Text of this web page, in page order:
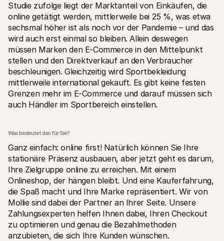
Studie zufolge liegt der Marktanteil von Einkäufen, die
online getätigt werden, mittlerweile bei 25 %, was etwa
sechsmal höher ist als noch vor der Pandemie – und das
wird auch erst einmal so bleiben. Allein deswegen
müssen Marken den E-Commerce in den Mittelpunkt
stellen und den Direktverkauf an den Verbraucher
beschleunigen. Gleichzeitig wird Sportbekleidung
mittlerweile international gekauft. Es gibt keine festen
Grenzen mehr im E-Commerce und darauf müssen sich
auch Händler im Sportbereich einstellen.
Was bedeutet das für Sie?
Ganz einfach: online first! Natürlich können Sie Ihre
stationäre Präsenz ausbauen, aber jetzt geht es darum,
Ihre Zielgruppe online zu erreichen. Mit einem
Onlineshop, der hängen bleibt. Und eine Kauferfahrung,
die Spaß macht und Ihre Marke repräsentiert. Wir von
Mollie sind dabei der Partner an Ihrer Seite. Unsere
Zahlungsexperten helfen Ihnen dabei, Ihren Checkout
zu optimieren und genau die Bezahlmethoden
anzubieten, die sich Ihre Kunden wünschen.